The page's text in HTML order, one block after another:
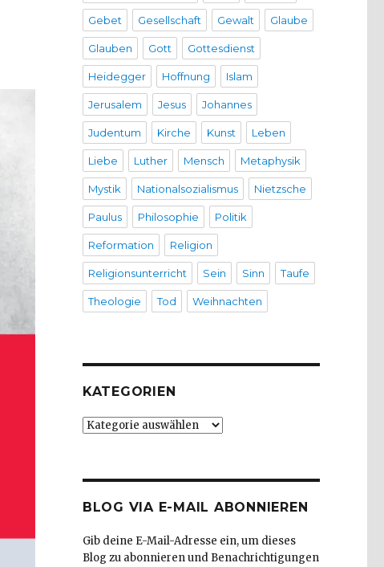
Gebet Gesellschaft Gewalt Glaube
Glauben Gott Gottesdienst
Heidegger Hoffnung Islam
Jerusalem Jesus Johannes
Judentum Kirche Kunst Leben
Liebe Luther Mensch Metaphysik
Mystik Nationalsozialismus Nietzsche
Paulus Philosophie Politik
Reformation Religion
Religionsunterricht Sein Sinn Taufe
Theologie Tod Weihnachten
KATEGORIEN
Kategorien
BLOG VIA E-MAIL ABONNIEREN
Gib deine E-Mail-Adresse ein, um dieses
Blog zu abonnieren und Benachrichtigungen